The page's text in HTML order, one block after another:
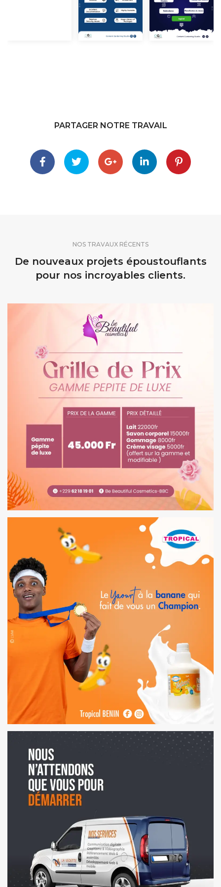
PARTAGER NOTRE TRAVAIL
NOS TRAVAUX RÉCENTS
De nouveaux projets époustouflants
pour nos incroyables clients.
FLYER | BE BEAUTIFUL COSMETICS